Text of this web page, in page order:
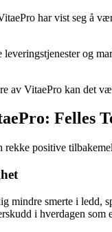
har vist seg å
og
av VitaePro kan det
Felles
positive
mindre smerte i ledd,
i hverdagen som